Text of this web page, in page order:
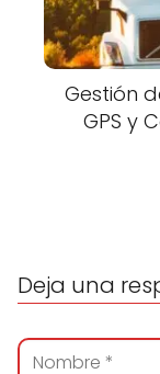
Gestión
GPS y
Deja una